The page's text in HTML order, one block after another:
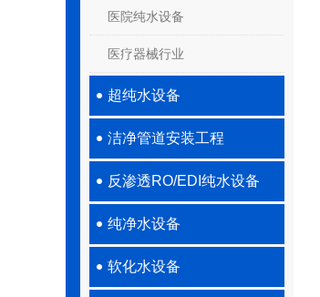
医院纯水设备
医疗器械行业
超纯水设备
洁净管道安装工程
反渗透RO/EDI纯水设备
纯净水设备
软化水设备